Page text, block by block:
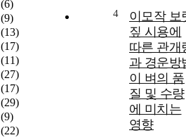
(6)
(9)
(13)
(17)
(11)
(27)
(17)
(29)
(9)
(22)
4
이모작 보
짚 시용에
따른 관개
과 경운방
이 벼의 품
질 및 수량
에 미치는
영향